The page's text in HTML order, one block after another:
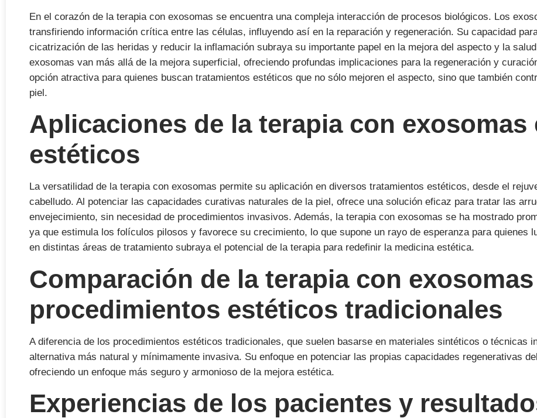
En el corazón de la terapia con exosomas se encuentra una compleja interacción de procesos biológicos. Los
transfiriendo información crítica entre las células, influyendo así en la reparación y regeneración. Su capacidad
cicatrización de las heridas y reducir la inflamación subraya su importante papel en la mejora del aspecto y la
exosomas van más allá de la mejora superficial, ofreciendo profundas implicaciones para la regeneración y
opción atractiva para quienes buscan tratamientos estéticos que no sólo mejoren el aspecto, sino que también
piel.
Aplicaciones de la terapia con
estéticos
La versatilidad de la terapia con exosomas permite su aplicación en diversos tratamientos estéticos, desde el
cabelludo. Al potenciar las capacidades curativas naturales de la piel, ofrece una solución eficaz para tratar las
envejecimiento, sin necesidad de procedimientos invasivos. Además, la terapia con exosomas se ha mostrado
ya que estimula los folículos pilosos y favorece su crecimiento, lo que supone un rayo de esperanza para quienes
en distintas áreas de tratamiento subraya el potencial de la terapia para redefinir la medicina estética.
Comparación de la terapia con
procedimientos estéticos tradicionales
A diferencia de los procedimientos estéticos tradicionales, que suelen basarse en materiales sintéticos o técnicas
alternativa más natural y mínimamente invasiva. Su enfoque en potenciar las propias capacidades regenerativas
ofreciendo un enfoque más seguro y armonioso de la mejora estética.
Experiencias de los pacientes y